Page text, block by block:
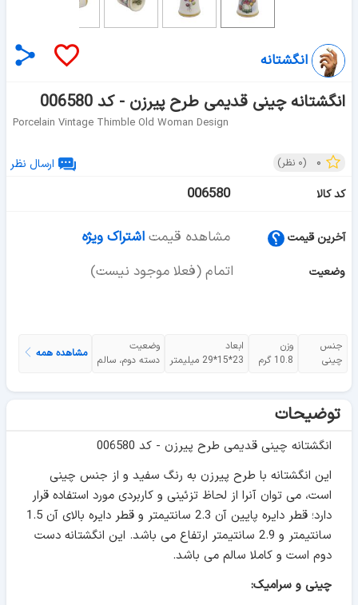
انگشتانه
انگشتانه چینی قدیمی طرح پیرزن - کد 006580
Porcelain Vintage Thimble Old Woman Design
۰ (۰ نظر)
ارسال نظر
کد کالا
006580
آخرین قیمت مشاهده قیمت اشتراک ویژه
وضعیت اتمام (فعلا موجود نیست)
جنس
چینی
وزن
10.8 گرم
ابعاد
23*15*29 میلیمتر
وضعیت
دسته دوم، سالم
مشاهده همه
توضیحات
انگشتانه چینی قدیمی طرح پیرزن - کد 006580
این انگشتانه با طرح پیرزن به رنگ سفید و از جنس چینی
است، می توان آنرا از لحاظ تزئینی و کاربردی مورد استفاده قرار
دارد؛ قطر دایره پایین آن 2.3 سانتیمتر و قطر دایره بالای آن 1.5
سانتیمتر و 2.9 سانتیمتر ارتفاع می باشد. این انگشتانه دست
دوم است و کاملا سالم می باشد.
چینی و سرامیک: